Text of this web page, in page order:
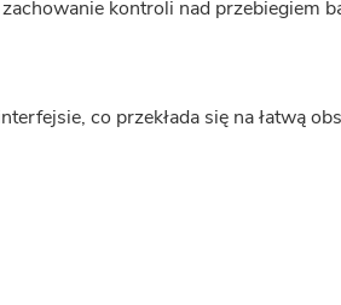
kontroli nad przebiegiem
co przekłada się na łatwą